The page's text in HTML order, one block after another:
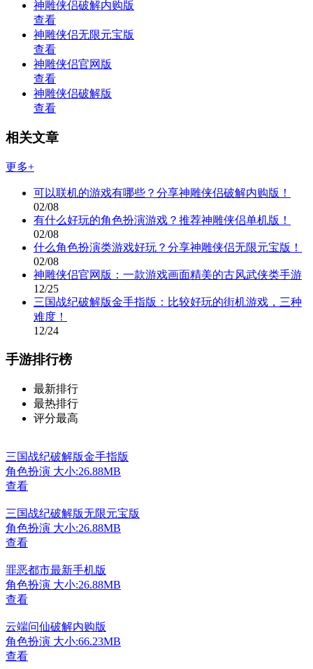
神雕侠侣破解内购版
查看
神雕侠侣无限元宝版
查看
神雕侠侣官网版
查看
神雕侠侣破解版
查看
相关文章
更多+
可以联机的游戏有哪些？分享神雕侠侣破解内购版！
02/08
有什么好玩的角色扮演游戏？推荐神雕侠侣单机版！
02/08
什么角色扮演类游戏好玩？分享神雕侠侣无限元宝版！
02/08
神雕侠侣官网版：一款游戏画面精美的古风武侠类手游
12/25
三国战纪破解版金手指版：比较好玩的街机游戏，三种
难度！
12/24
手游排行榜
最新排行
最热排行
评分最高
三国战纪破解版金手指版
角色扮演 大小:26.88MB
查看
三国战纪破解版无限元宝版
角色扮演 大小:26.88MB
查看
罪恶都市最新手机版
角色扮演 大小:26.88MB
查看
云端问仙破解内购版
角色扮演 大小:66.23MB
查看